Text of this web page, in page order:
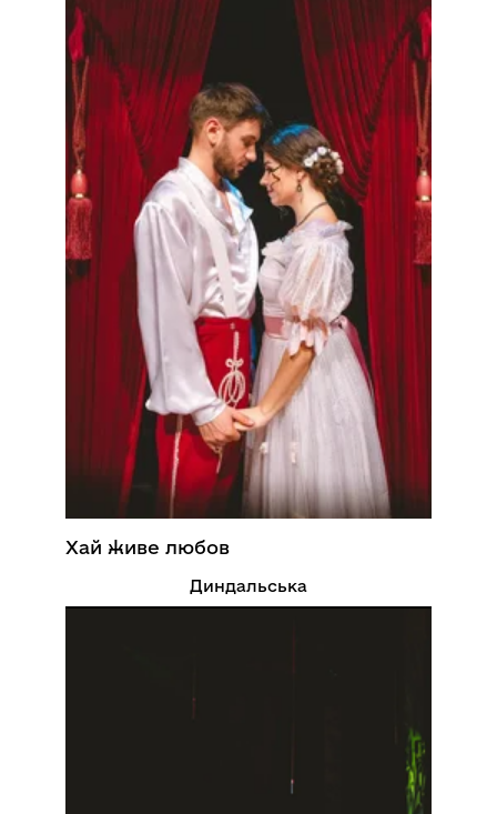
Хай живе любов
Диндальська